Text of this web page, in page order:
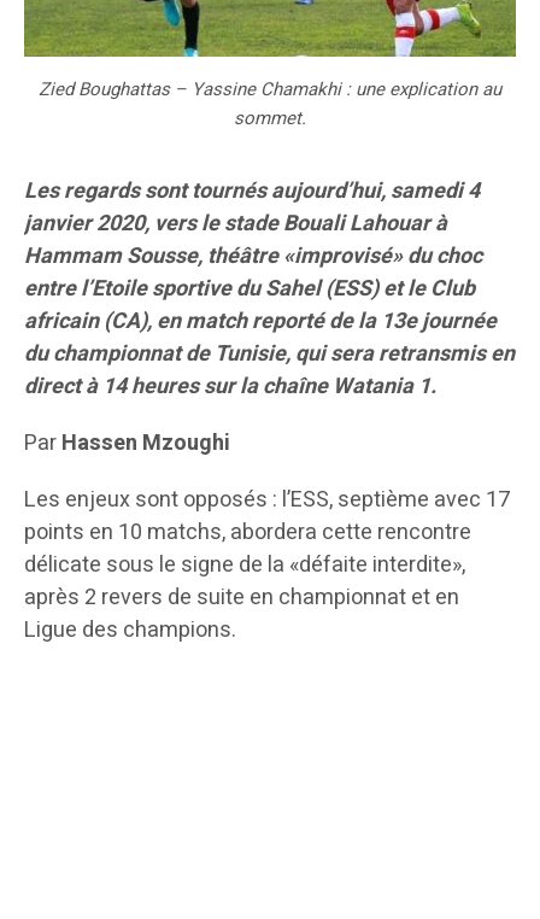
Zied Boughattas – Yassine Chamakhi : une explication au
sommet.
Les regards sont tournés aujourd’hui, samedi 4
janvier 2020, vers le stade Bouali Lahouar à
Hammam Sousse, théâtre «improvisé» du choc
entre l’Etoile sportive du Sahel (ESS) et le Club
africain (CA), en match reporté de la 13e journée
du championnat de Tunisie, qui sera retransmis en
direct à 14 heures sur la chaîne Watania 1.
ParHassen Mzoughi
Les enjeux sont opposés : l’ESS, septième avec 17
points en 10 matchs, abordera cette rencontre
délicate sous le signe de la «défaite interdite»,
après 2 revers de suite en championnat et en
Ligue des champions.